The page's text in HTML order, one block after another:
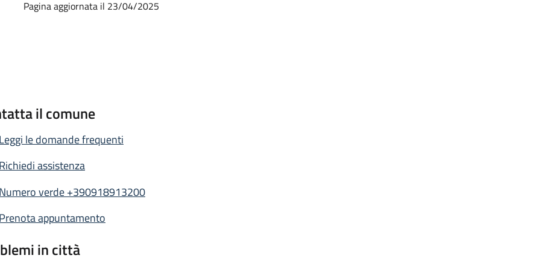
Pagina aggiornata il 23/04/2025
il comune
Leggi le domande frequenti
assistenza
Numero verde +390918913200
appuntamento
in città